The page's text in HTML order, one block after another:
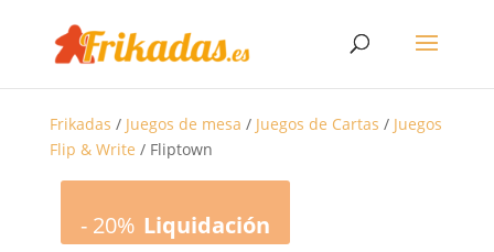
Frikadas / Juegos de mesa / Juegos de Cartas / Juegos
Flip & Write / Fliptown
-20% Liquidación